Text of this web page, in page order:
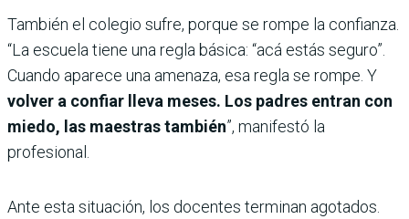
También el colegio sufre, porque se rompe la confianza.
“La escuela tiene una regla básica: “acá estás seguro”.
Cuando aparece una amenaza, esa regla se rompe. Y
volver a confiar lleva meses. Los padres entran con
miedo, las maestras también”, manifestó la
profesional.
Ante esta situación, los docentes terminan agotados.